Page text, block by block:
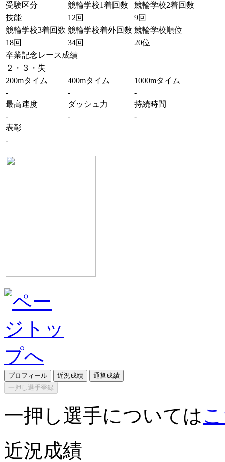
受験区分 競輪学校1着回数
競輪学校2着回数
技能
12回
9回
競輪学校3着回数 競輪学校着外回数 競輪学校順位
18回
34回
20位
卒業記念レース成績
２・３・失
200mタイム
400mタイム
1000mタイム
-
-
-
最高速度
ダッシュ力
持続時間
-
-
-
表彰
-
プロフィール 近況成績
通算成績
一押し選手登録
一押し選手については
近況成績